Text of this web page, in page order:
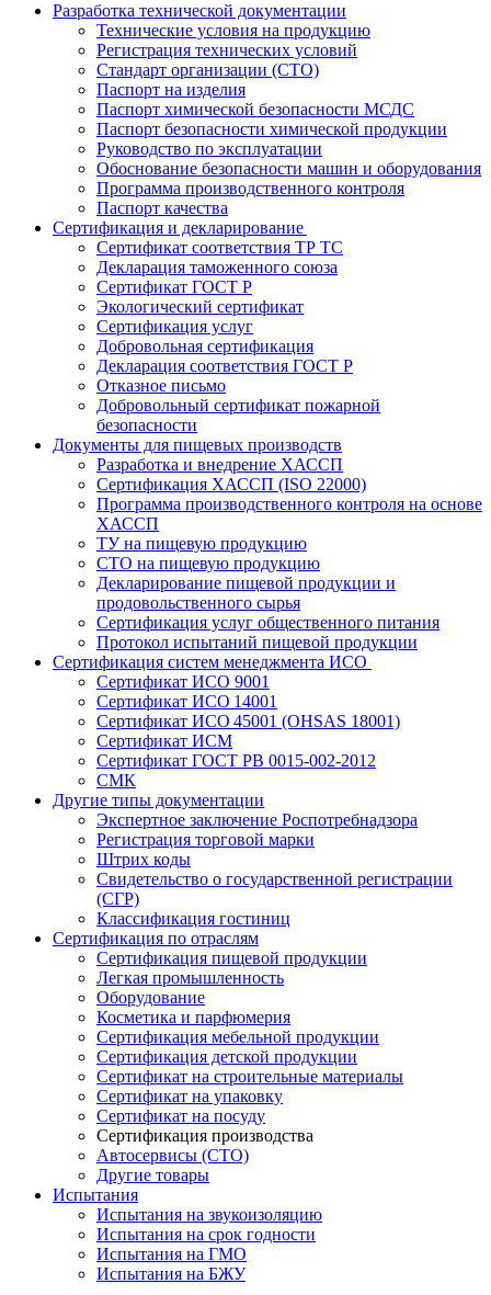
Разработка технической документации
Технические условия на продукцию
Регистрация технических условий
Стандарт организации (СТО)
Паспорт на изделия
Паспорт химической безопасности МСДС
Паспорт безопасности химической продукции
Руководство по эксплуатации
Обоснование безопасности машин и оборудования
Программа производственного контроля
Паспорт качества
Сертификация и декларирование
Сертификат соответствия ТР ТС
Декларация таможенного союза
Сертификат ГОСТ Р
Экологический сертификат
Сертификация услуг
Добровольная сертификация
Декларация соответствия ГОСТ Р
Отказное письмо
Добровольный сертификат пожарной
безопасности
Документы для пищевых производств
Разработка и внедрение ХАССП
Сертификация ХАССП (ISO 22000)
Программа производственного контроля на основе
ХАССП
ТУ на пищевую продукцию
СТО на пищевую продукцию
Декларирование пищевой продукции и
продовольственного сырья
Сертификация услуг общественного питания
Протокол испытаний пищевой продукции
Сертификация систем менеджмента ИСО
Сертификат ИСО 9001
Сертификат ИСО 14001
Сертификат ИСО 45001 (OHSAS 18001)
Сертификат ИСМ
Сертификат ГОСТ РВ 0015-002-2012
СМК
Другие типы документации
Экспертное заключение Роспотребнадзора
Регистрация торговой марки
Штрих коды
Свидетельство о государственной регистрации
(СГР)
Классификация гостиниц
Сертификация по отраслям
Сертификация пищевой продукции
Легкая промышленность
Оборудование
Косметика и парфюмерия
Сертификация мебельной продукции
Сертификация детской продукции
Сертификат на строительные материалы
Сертификат на упаковку
Сертификат на посуду
Сертификация производства
Автосервисы (СТО)
Другие товары
Испытания
Испытания на звукоизоляцию
Испытания на срок годности
Испытания на ГМО
Испытания на БЖУ